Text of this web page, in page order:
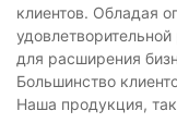
клиентов. Обладая
для расширения
Большинство
Наша продукция,